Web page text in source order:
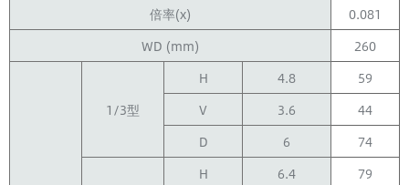
倍率(x)
0.081
WD (mm)
260
1/3型
H 4.8
59
V
3.6
44
D
6 74
H 6.4
79